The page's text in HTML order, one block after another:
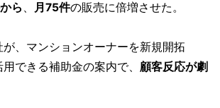
ら 、 月75件の販売に倍増させた。
が、マンションオーナーを新規開拓
できる補助金の案内で、 顧客反応が劇